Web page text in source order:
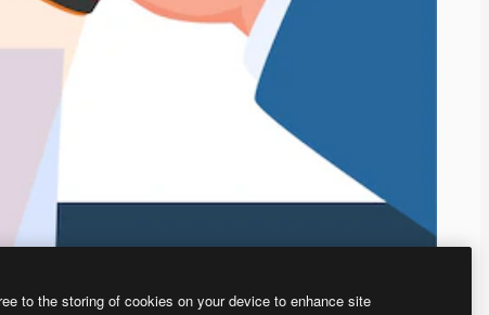
to the storing of cookies on your device to enhance site